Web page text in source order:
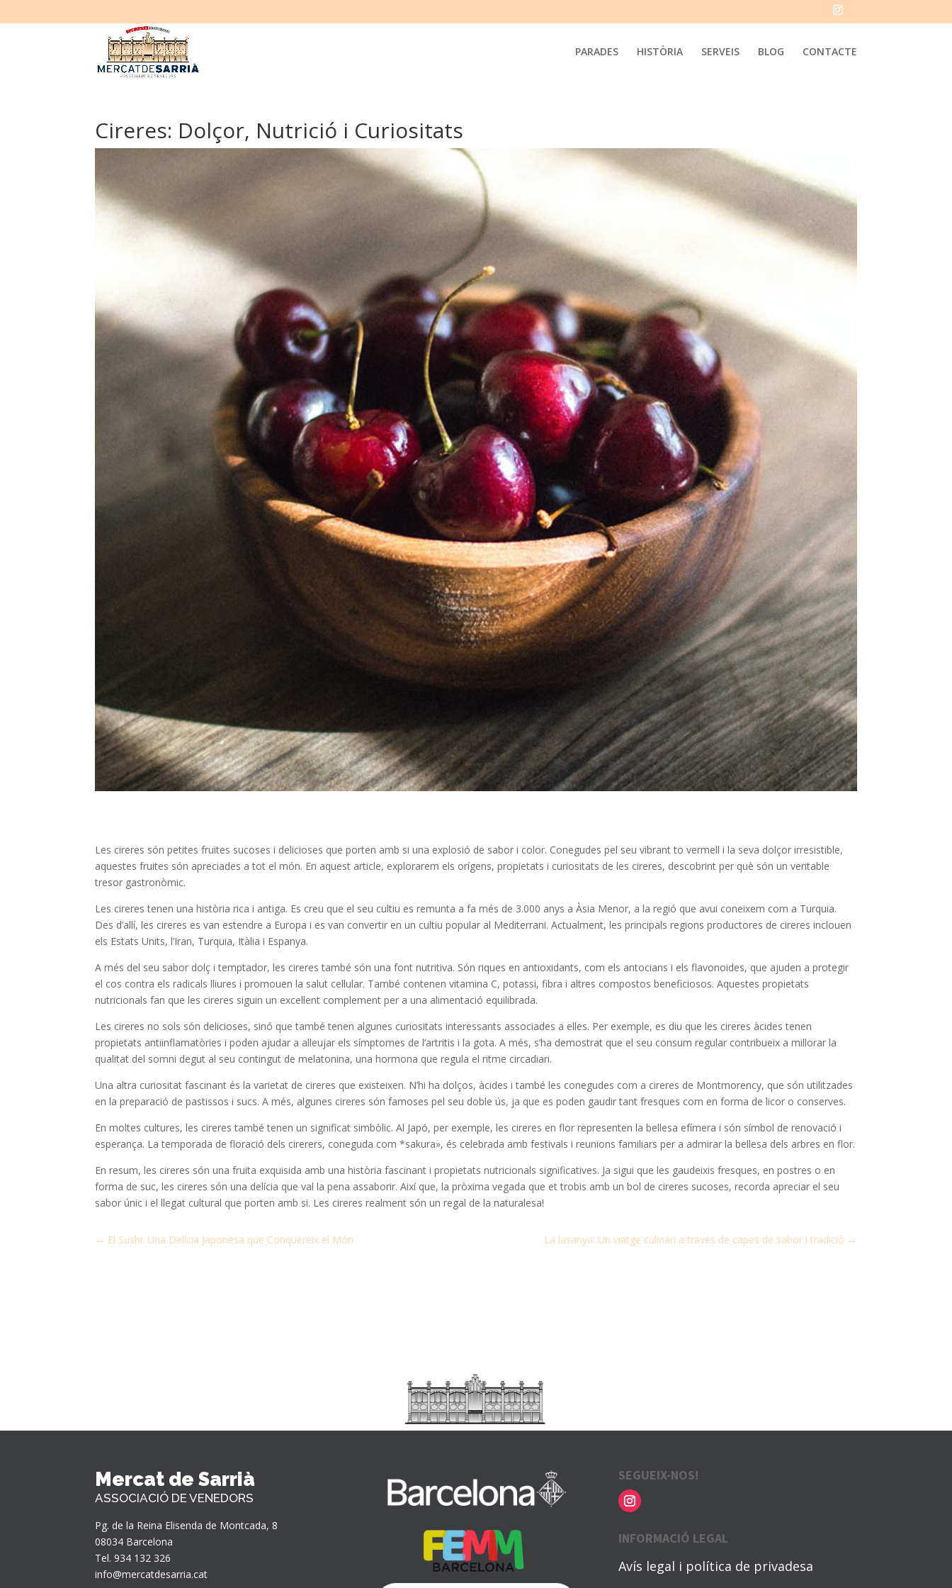
PARADES HISTÒRIA SERVEIS BLOG CONTACTE
Cireres: Dolçor, Nutrició i Curiositats
Les cireres són petites fruites sucoses i delicioses que porten amb si una explosió de sabor i color. Conegudes pel seu vibrant to vermell i la seva dolçor irresistible,
aquestes fruites són apreciades a tot el món. En aquest article, explorarem els orígens, propietats i curiositats de les cireres, descobrint per què són un veritable
tresor gastronòmic.
Les cireres tenen una història rica i antiga. Es creu que el seu cultiu es remunta a fa més de 3.000 anys a Àsia Menor, a la regió que avui coneixem com a Turquia.
Des d’allí, les cireres es van estendre a Europa i es van convertir en un cultiu popular al Mediterrani. Actualment, les principals regions productores de cireres inclouen
els Estats Units, l’Iran, Turquia, Itàlia i Espanya.
A més del seu sabor dolç i temptador, les cireres també són una font nutritiva. Són riques en antioxidants, com els antocians i els flavonoides, que ajuden a protegir
el cos contra els radicals lliures i promouen la salut cel·lular. També contenen vitamina C, potassi, fibra i altres compostos beneficiosos. Aquestes propietats
nutricionals fan que les cireres siguin un excel·lent complement per a una alimentació equilibrada.
Les cireres no sols són delicioses, sinó que també tenen algunes curiositats interessants associades a elles. Per exemple, es diu que les cireres àcides tenen
propietats antiinflamatòries i poden ajudar a alleujar els símptomes de l’artritis i la gota. A més, s’ha demostrat que el seu consum regular contribueix a millorar la
qualitat del somni degut al seu contingut de melatonina, una hormona que regula el ritme circadiari.
Una altra curiositat fascinant és la varietat de cireres que existeixen. N’hi ha dolços, àcides i també les conegudes com a cireres de Montmorency, que són utilitzades
en la preparació de pastissos i sucs. A més, algunes cireres són famoses pel seu doble ús, ja que es poden gaudir tant fresques com en forma de licor o conserves.
En moltes cultures, les cireres també tenen un significat simbòlic. Al Japó, per exemple, les cireres en flor representen la bellesa efímera i són símbol de renovació i
esperança. La temporada de floració dels cirerers, coneguda com *sakura», és celebrada amb festivals i reunions familiars per a admirar la bellesa dels arbres en flor.
En resum, les cireres són una fruita exquisida amb una història fascinant i propietats nutricionals significatives. Ja sigui que les gaudeixis fresques, en postres o en
forma de suc, les cireres són una delícia que val la pena assaborir. Així que, la pròxima vegada que et trobis amb un bol de cireres sucoses, recorda apreciar el seu
sabor únic i el llegat cultural que porten amb si. Les cireres realment són un regal de la naturalesa!
← El Sushi: Una Delícia Japonesa que Conquereix el Món La lasanya: Un viatge culinari a través de capes de sabor i tradició →
Mercat de Sarrià
ASSOCIACIÓ DE VENEDORS
Pg. de la Reina Elisenda de Montcada, 8
08034 Barcelona
Tel. 934 132 326
info@mercatdesarria.cat
SEGUEIX-NOS!
INFORMACIÓ LEGAL
Avís legal i política de privadesa